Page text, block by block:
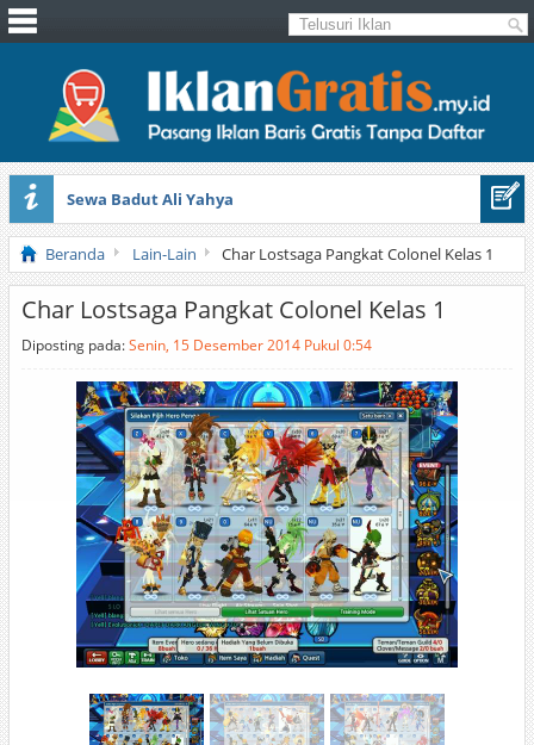
Sewa Badut Ali Yahya
Honda Brio 1.3 E AT CBU 2012 Putih
Beranda Lain-Lain Char Lostsaga Pangkat Colonel Kelas 1
Char Lostsaga Pangkat Colonel Kelas 1
Diposting pada:Senin, 15 Desember 2014 Pukul 0:54